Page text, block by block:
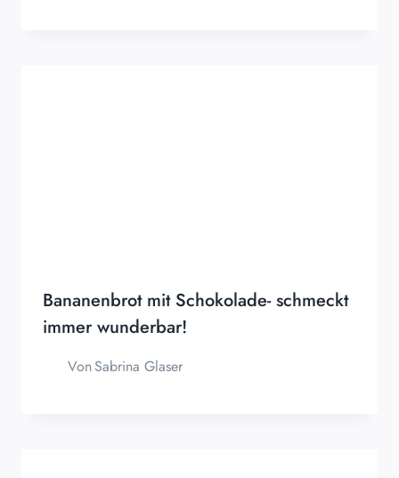
Bananenbrot mit Schokolade- schmeckt
immer wunderbar!
VonSabrina Glaser